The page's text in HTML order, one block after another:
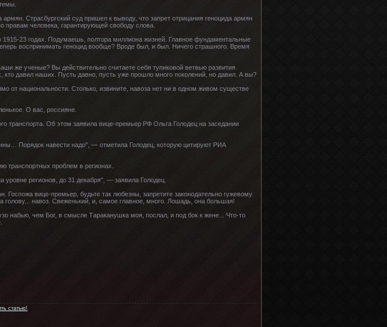
Страсбургский суд пришел к выводу, что запрет отрицания геноцида армян
правам человека, гарантирующей свободу слова.
1915-23 годах. Подумаешь, полтора миллиона жизней. Главное фундаментальные
воспринимать геноцид вообще? Вроде был, и был. Ничего страшного. Время
же ученые? Вы действительно считаете себя тупиковой ветвью развития
давил наших. Пусть давно, пусть уже прошло много поколений, но давил. А вы?
от национальности. Столько, извините, навоза нет ни в одном живом существе
О вас, россияне.
транспорта. Об этом заявила вице-премьер РФ Ольга Голодец на заседании
Порядок навести надо", — отметила Голодец, которую цитируют РИА
транспортных проблем в регионах.
уровне регионов, до 31 декабря", — заявила Голодец.
Госпожа вице-премьер, будьте так любезны, запретите законодательно гужевому
голову... навоз. Свеженький, и, самое главное, много. Лошадь, она большая!
набью, чем Бог, в смысле Тараканушка моя, послал, и под бок к жене... Что-то
статью!